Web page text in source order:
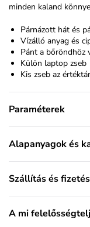
minden kaland
Párnázott hát és
Vízálló anyag és
Pánt a bőröndhöz
Külön laptop zseb
Kis zseb az
Paraméterek
Alapanyagok és
Szállítás és
A mi